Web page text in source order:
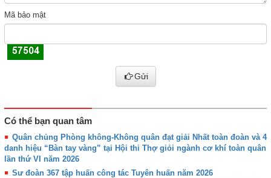
Mã bảo mật
Gửi
Có thể bạn quan tâm
Quân chủng Phòng không-Không quân đạt giải Nhất toàn đoàn và 4
danh hiệu “Bàn tay vàng” tại Hội thi Thợ giỏi ngành cơ khí toàn quân
lần thứ VI năm 2026
Sư đoàn 367 tập huấn công tác Tuyên huấn năm 2026